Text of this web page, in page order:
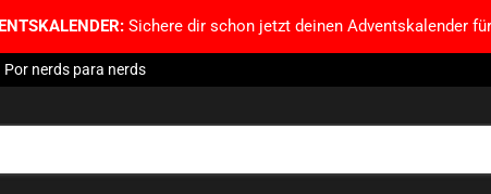
Sichere dir schon jetzt deinen Adventskalender
Por nerds para nerds